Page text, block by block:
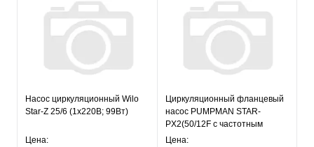
Насос циркуляционный Wilo
Star-Z 25/6 (1х220В; 99Вт)
Цена:
Циркуляционный фланцевый
насос PUMPMAN STAR-
PX2(50/12F с частотным
управлением)
Цена: